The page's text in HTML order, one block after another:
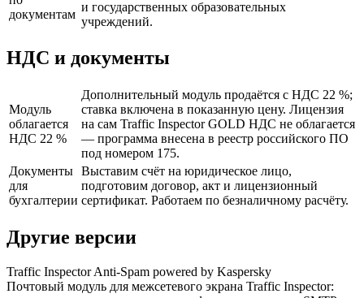
документам
и государственных образовательных
учреждений.
НДС и документы
Модуль
облагается
НДС 22 %
Дополнительный модуль продаётся с НДС 22 %;
ставка включена в показанную цену. Лицензия
на сам Traffic Inspector GOLD НДС не облагается
— программа внесена в реестр российского ПО
под номером 175.
Документы
для
бухгалтерии
Выставим счёт на юридическое лицо,
подготовим договор, акт и лицензионный
сертификат. Работаем по безналичному расчёту.
Другие версии
Traffic Inspector Anti-Spam powered by Kaspersky
Почтовый модуль для межсетевого экрана Traffic Inspector: